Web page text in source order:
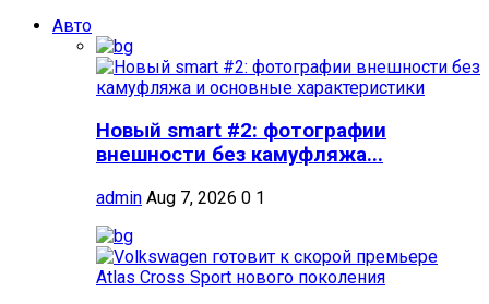
Авто
Новый smart #2: фотографии
внешности без камуфляжа...
admin Aug 7, 2026 0 1